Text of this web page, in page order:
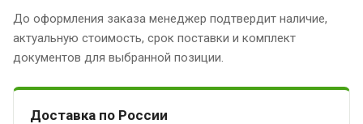
До оформления заказа менеджер подтвердит наличие,
актуальную стоимость, срок поставки и комплект
документов для выбранной позиции.
Доставка по России